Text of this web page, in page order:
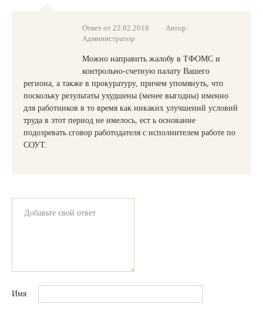
Ответ от 22.02.2018
Автор:
Администратор
Можно направить жалобу в ТФОМС и
контрольно-счетную палату Вашего
региона, а также в прокуратуру, причем упомянуть, что
поскольку результаты ухудшены (менее выгодны) именно
для работников в то время как никаких улучшений условий
труда в этот период не имелось, ест ь основание
подозревать сговор работодателя с исполнителем работе по
СОУТ.
Имя